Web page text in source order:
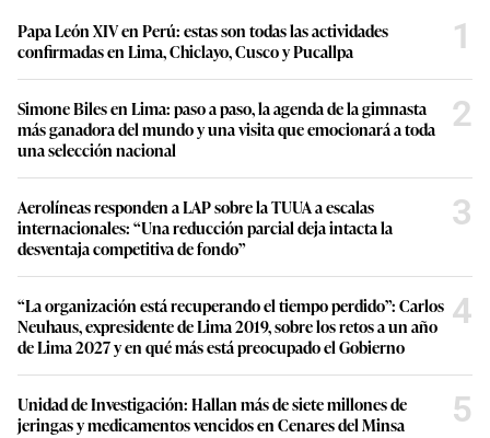
Papa León XIV en Perú: estas son todas las actividades
confirmadas en Lima, Chiclayo, Cusco y Pucallpa
1
Simone Biles en Lima: paso a paso, la agenda de la gimnasta
más ganadora del mundo y una visita que emocionará a toda
una selección nacional
2
Aerolíneas responden a LAP sobre la TUUA a escalas
internacionales: “Una reducción parcial deja intacta la
desventaja competitiva de fondo”
3
“La organización está recuperando el tiempo perdido”: Carlos
Neuhaus, expresidente de Lima 2019, sobre los retos a un año
de Lima 2027 y en qué más está preocupado el Gobierno
4
Unidad de Investigación: Hallan más de siete millones de
jeringas y medicamentos vencidos en Cenares del Minsa
5